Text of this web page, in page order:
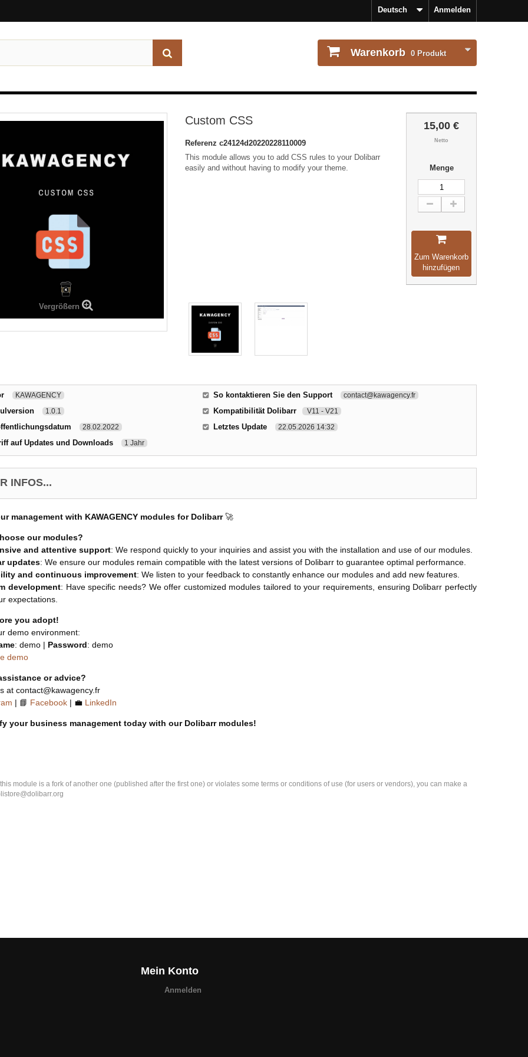
Anmelden
Deutsch
Warenkorb 0 Produkt
Vergrößern
Custom CSS
Referenz c24124d20220228110009
This module allows you to add CSS rules to your Dolibarr
easily and without having to modify your theme.
15,00 €
Netto
Menge
Zum Warenkorb
hinzufügen
KAWAGENCY
1.0.1
28.02.2022
auf Updates und Downloads 1 Jahr
So kontaktieren Sie den Support contact@kawagency.fr
Kompatibilität Dolibarr V11 - V21
Letztes Update 22.05.2026 14:32
INFOS...
management with KAWAGENCY modules for Dolibarr🚀
our modules?
and attentive support: We respond quickly to your inquiries and assist you with the installation and use of our modules.
updates: We ensure our modules remain compatible with the latest versions of Dolibarr to guarantee optimal performance.
and continuous improvement: We listen to your feedback to constantly enhance our modules and add new features.
development: Have specific needs? We offer customized modules tailored to your requirements, ensuring Dolibarr perfectly
expectations.
you adopt!
demo environment:
: demo | Password: demo
demo
or advice?
at contact@kawagency.fr
| 📘 Facebook | 💼 LinkedIn
your business management today with our Dolibarr modules!
module is a fork of another one (published after the first one) or violates some terms or conditions of use (for users or vendors), you can make a
Mein Konto
Anmelden